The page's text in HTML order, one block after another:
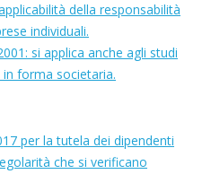
della responsabilità
individuali.
si applica anche agli studi
forma societaria.
per la tutela dei dipendenti
che si verificano